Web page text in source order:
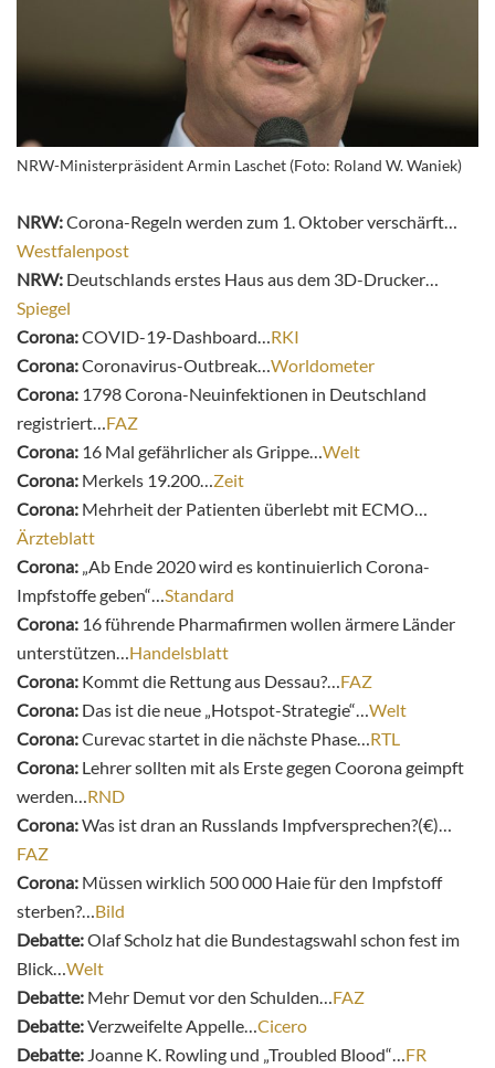
NRW-Ministerpräsident Armin Laschet (Foto: Roland W. Waniek)
NRW:Corona-Regeln werden zum 1. Oktober verschärft…
Westfalenpost
NRW: Deutschlands erstes Haus aus dem 3D-Drucker…
Spiegel
Corona:COVID-19-Dashboard… RKI
Corona:Coronavirus-Outbreak… Worldometer
Corona: 1798 Corona-Neuinfektionen in Deutschland
registriert… FAZ
Corona: 16 Mal gefährlicher als Grippe… Welt
Corona: Merkels 19.200… Zeit
Corona: Mehrheit der Patienten überlebt mit ECMO…
Ärzteblatt
Corona: „Ab Ende 2020 wird es kontinuierlich Corona-
Impfstoffe geben“… Standard
Corona: 16 führende Pharmafirmen wollen ärmere Länder
unterstützen… Handelsblatt
Corona: Kommt die Rettung aus Dessau?… FAZ
Corona: Das ist die neue „Hotspot-Strategie“… Welt
Corona:Curevac startet in die nächste Phase… RTL
Corona: Lehrer sollten mit als Erste gegen Coorona geimpft
werden… RND
Corona:Was ist dran an Russlands Impfversprechen?(€)…
FAZ
Corona: Müssen wirklich 500 000 Haie für den Impfstoff
sterben?… Bild
Debatte:Olaf Scholz hat die Bundestagswahl schon fest im
Blick… Welt
Debatte: Mehr Demut vor den Schulden… FAZ
Debatte:Verzweifelte Appelle… Cicero
Debatte: Joanne K. Rowling und „Troubled Blood“… FR